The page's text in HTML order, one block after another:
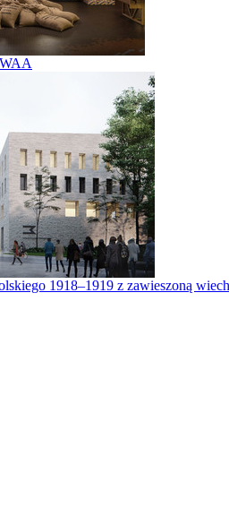
1918–1919 z zawieszoną